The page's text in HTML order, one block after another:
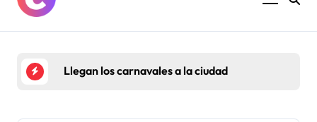
Estanflación y pobreza al alza